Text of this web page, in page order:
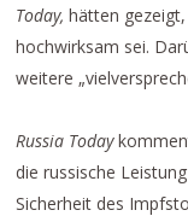
Today, hätten
hochwirksam sei.
weitere
Russia Today
die russische
Sicherheit des